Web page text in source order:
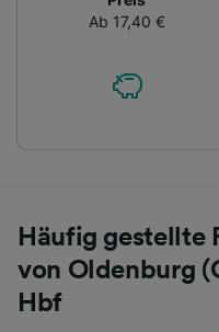
Ab 17,40 €
Häufig gestellte
von Oldenburg
Hbf